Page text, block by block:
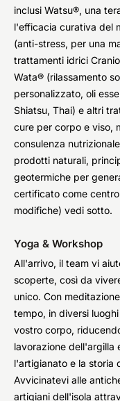
inclusi Watsu®, una
l'efficacia curativa del
(anti-stress, per una
trattamenti idrici
Wata® (rilassamento
personalizzato, oli
Shiatsu, Thai) e altri
cure per corpo e viso,
consulenza
prodotti naturali,
geotermiche per
certificato come
modifiche) vedi sotto.
Yoga & Workshop
All'arrivo, il team vi
scoperte, così da
unico. Con
tempo, in diversi
vostro corpo,
lavorazione dell'argilla
l'artigianato e la storia
Avvicinatevi alle
artigiani dell'isola